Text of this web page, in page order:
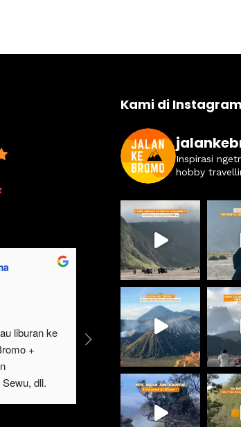
liburan ke
+
dll.
Kami di Instagram
Inspirasi
hobby